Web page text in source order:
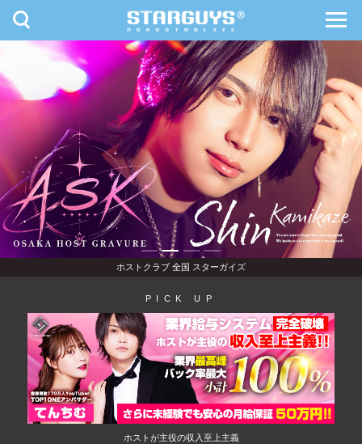
九州・沖縄 北海道・東北
toggle
navigation
ホストクラブ 全国 スターガイズ
PICK UP
ホストが主役の収入至上主義